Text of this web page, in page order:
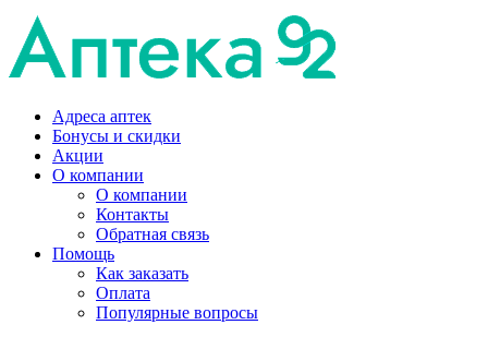
Адреса аптек
Бонусы и скидки
Акции
О компании
О компании
Контакты
Обратная связь
Помощь
Как заказать
Оплата
Популярные вопросы